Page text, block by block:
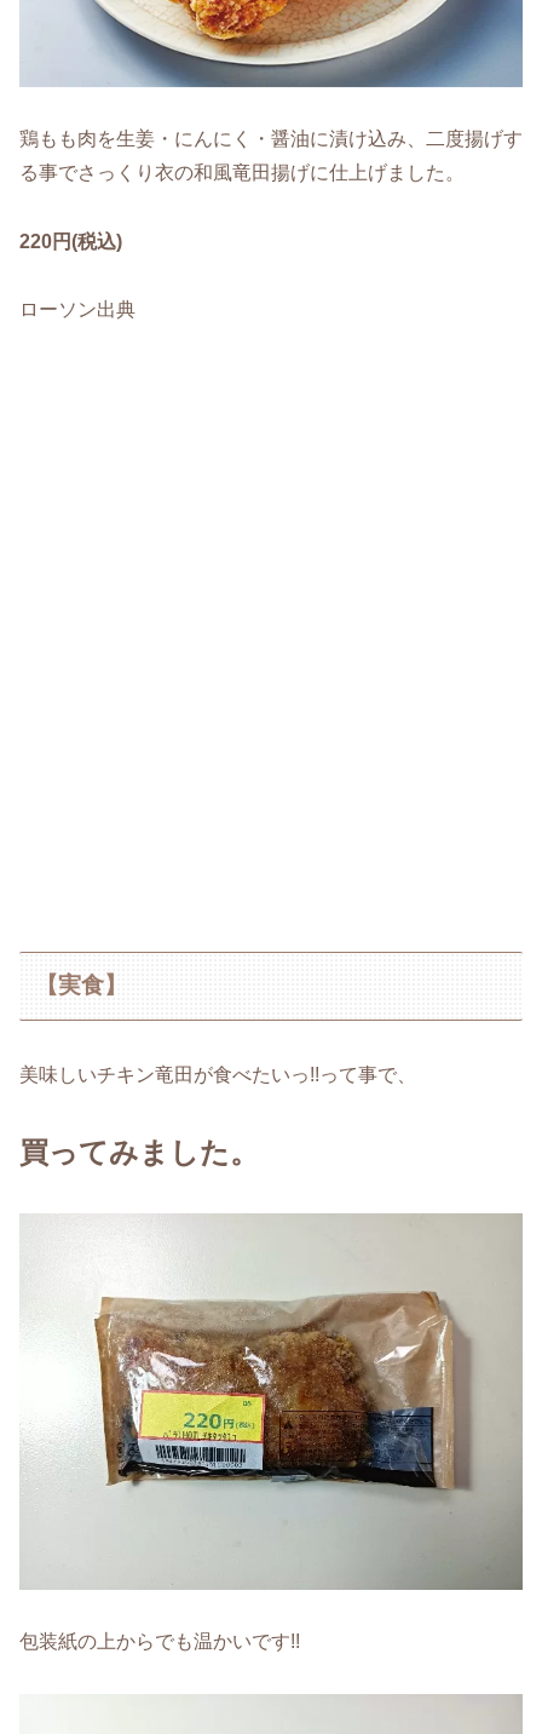
鶏もも肉を生姜・にんにく・醤油に漬け込み、二度揚げす
る事でさっくり衣の和風竜田揚げに仕上げました。
220円(税込)
ローソン出典
【実食】
美味しいチキン竜田が食べたいっ!!って事で、
買ってみました。
包装紙の上からでも温かいです!!